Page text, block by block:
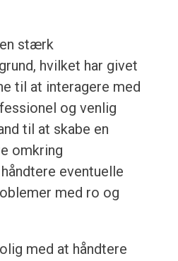
stærk
hvilket har givet
til at interagere med
og venlig
til at skabe en
omkring
eventuelle
med ro og
med at håndtere